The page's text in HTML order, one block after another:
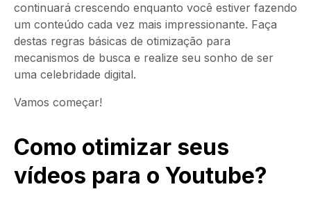
continuará crescendo enquanto você estiver fazendo
um conteúdo cada vez mais impressionante. Faça
destas regras básicas de otimização para
mecanismos de busca e realize seu sonho de ser
uma celebridade digital.
Vamos começar!
Como otimizar seus
vídeos para o Youtube?